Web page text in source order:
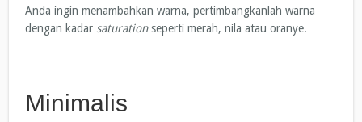
Anda ingin menambahkan warna, pertimbangkanlah warna
dengan kadar saturationseperti merah, nila atau oranye.
Minimalis